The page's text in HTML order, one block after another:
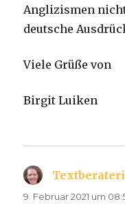
Anglizismen
deutsche
Viele Grüße von
Birgit Luiken
9. Februar 2021 um